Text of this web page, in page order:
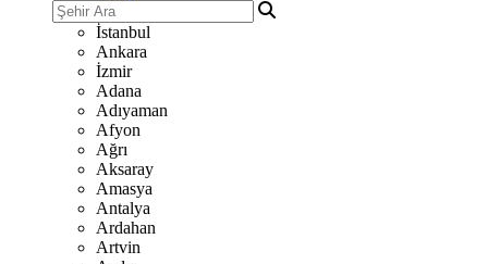
İstanbul
Ankara
İzmir
Adana
Adıyaman
Afyon
Ağrı
Aksaray
Amasya
Antalya
Ardahan
Artvin